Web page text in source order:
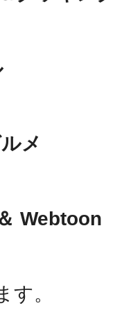
メ
Webtoon
す。